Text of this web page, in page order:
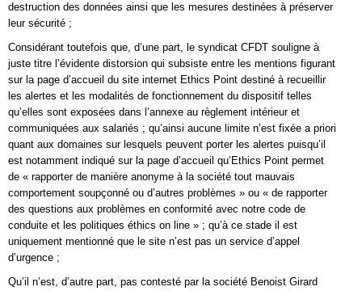
destruction des données ainsi que les mesures destinées à préserver
leur sécurité ;
Considérant toutefois que, d’une part, le syndicat CFDT souligne à
juste titre l’évidente distorsion qui subsiste entre les mentions figurant
sur la page d’accueil du site internet Ethics Point destiné à recueillir
les alertes et les modalités de fonctionnement du dispositif telles
qu’elles sont exposées dans l’annexe au règlement intérieur et
communiquées aux salariés ; qu’ainsi aucune limite n’est fixée a priori
quant aux domaines sur lesquels peuvent porter les alertes puisqu’il
est notamment indiqué sur la page d’accueil qu’Ethics Point permet
de « rapporter de manière anonyme à la société tout mauvais
comportement soupçonné ou d’autres problèmes » ou « de rapporter
des questions aux problèmes en conformité avec notre code de
conduite et les politiques éthics on line » ; qu’à ce stade il est
uniquement mentionné que le site n’est pas un service d’appel
d’urgence ;
Qu’il n’est, d’autre part, pas contesté par la société Benoist Girard